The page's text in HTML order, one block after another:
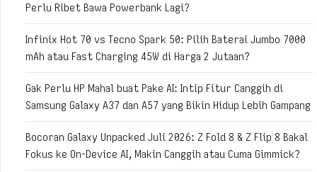
Perlu Ribet Bawa Powerbank Lagi?
Infinix Hot 70 vs Tecno Spark 50: Pilih Baterai Jumbo 7000
mAh atau Fast Charging 45W di Harga 2 Jutaan?
Gak Perlu HP Mahal buat Pake AI: Intip Fitur Canggih di
Samsung Galaxy A37 dan A57 yang Bikin Hidup Lebih Gampang
Bocoran Galaxy Unpacked Juli 2026: Z Fold 8 & Z Flip 8 Bakal
Fokus ke On-Device AI, Makin Canggih atau Cuma Gimmick?